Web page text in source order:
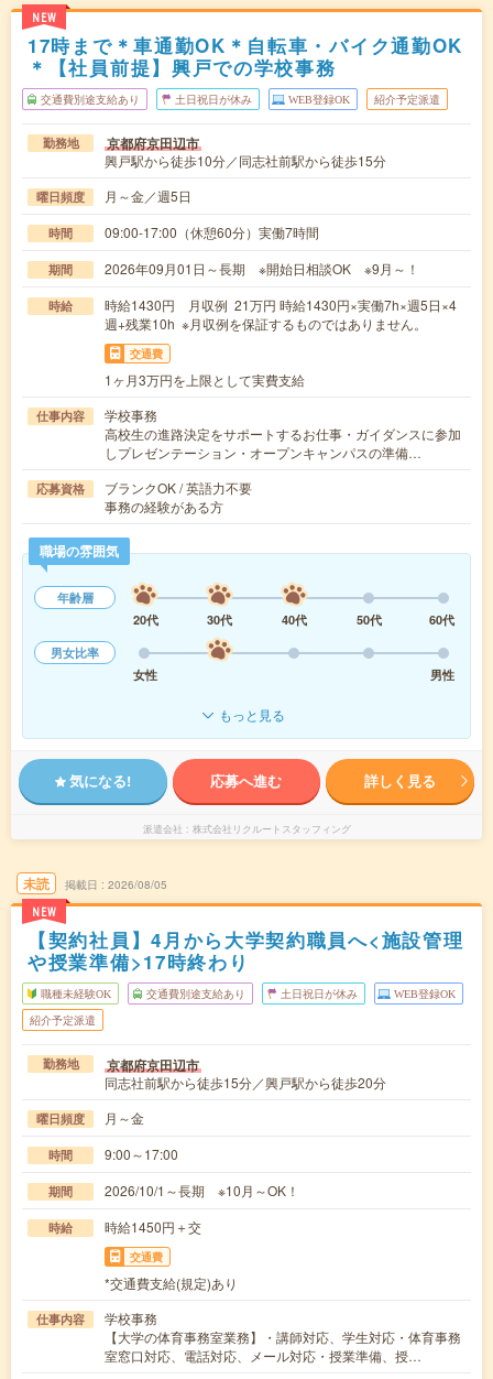
NEW
17時まで＊車通勤OK＊自転車・バイク通勤OK
＊【社員前提】興戸での学校事務
交通費別途支給あり 土日祝日が休み WEB登録OK 紹介予定派遣
勤務地 京都府京田辺市
興戸駅から徒歩10分／同志社前駅から徒歩15分
曜日頻度 月～金／週5日
時間 09:00-17:00（休憩60分）実働7時間
期間 2026年09月01日～長期 ※開始日相談OK ※9月～！
時給
時給1430円 月収例 21万円 時給1430円×実働7h×週5日×4
週+残業10h ※月収例を保証するものではありません。
交通費
1ヶ月3万円を上限として実費支給
仕事内容
学校事務
高校生の進路決定をサポートするお仕事・ガイダンスに参加
しプレゼンテーション・オープンキャンパスの準備…
応募資格
ブランクOK / 英語力不要
事務の経験がある方
職場の雰囲気
年齢層
20代
30代 40代 50代
60代
男女比率
女性
男性
もっと見る
気になる! 応募へ進む 詳しく見る
派遣会社 株式会社リクルートスタッフィング
未読
NEW
掲載日 2026/08/05
【契約社員】4月から大学契約職員へ<施設管理
や授業準備>17時終わり
職種未経験OK 交通費別途支給あり 土日祝日が休み WEB登録OK
紹介予定派遣
勤務地 京都府京田辺市
同志社前駅から徒歩15分／興戸駅から徒歩20分
曜日頻度 月～金
時間 9:00～17:00
期間 2026/10/1～長期 ※10月～OK！
時給 時給1450円＋交
交通費
*交通費支給(規定)あり
仕事内容
学校事務
【大学の体育事務室業務】・講師対応、学生対応・体育事務
室窓口対応、電話対応、メール対応・授業準備、授…